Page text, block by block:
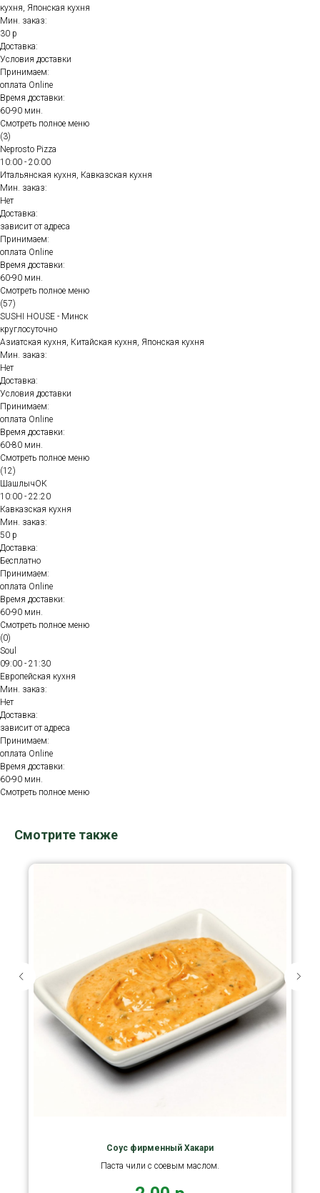
кухня, Японская кухня
Мин. заказ:
30 р
Доставка:
Условия доставки
Принимаем:
оплата Online
Время доставки:
60-90 мин.
Смотреть полное меню
(3)
Neprosto Pizza
10:00 - 20:00
Итальянская кухня, Кавказская кухня
Мин. заказ:
Нет
Доставка:
зависит от адреса
Принимаем:
оплата Online
Время доставки:
60-90 мин.
Смотреть полное меню
(57)
SUSHI HOUSE - Минск
круглосуточно
Азиатская кухня, Китайская кухня, Японская кухня
Мин. заказ:
Нет
Доставка:
Условия доставки
Принимаем:
оплата Online
Время доставки:
60-80 мин.
Смотреть полное меню
(12)
ШашлычОК
10:00 - 22:20
Кавказская кухня
Мин. заказ:
50 р
Доставка:
Бесплатно
Принимаем:
оплата Online
Время доставки:
60-90 мин.
Смотреть полное меню
(0)
Soul
09:00 - 21:30
Европейская кухня
Мин. заказ:
Нет
Доставка:
зависит от адреса
Принимаем:
оплата Online
Время доставки:
60-90 мин.
Смотреть полное меню
Смотрите также
Соус фирменный Хакари
Паста чили с соевым маслом.